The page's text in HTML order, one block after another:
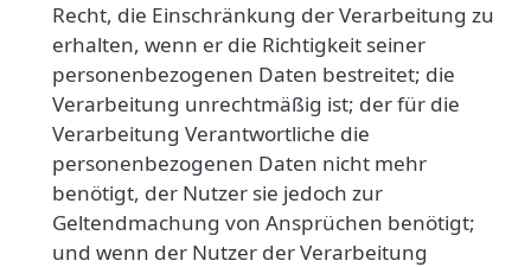
Recht, die Einschränkung der Verarbeitung zu
erhalten, wenn er die Richtigkeit seiner
personenbezogenen Daten bestreitet; die
Verarbeitung unrechtmäßig ist; der für die
Verarbeitung Verantwortliche die
personenbezogenen Daten nicht mehr
benötigt, der Nutzer sie jedoch zur
Geltendmachung von Ansprüchen benötigt;
und wenn der Nutzer der Verarbeitung